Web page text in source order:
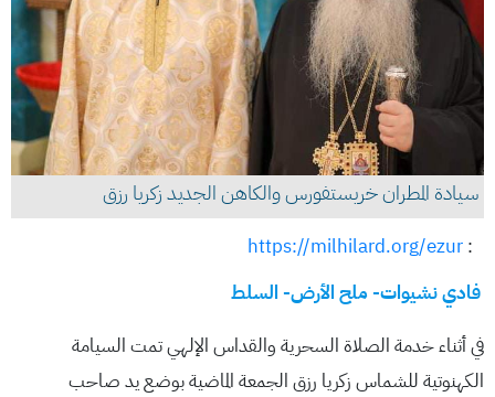
سيادة المطران خريستفورس والكاهن الجديد زكريا رزق
:
https://milhilard.org/ezur
فادي نشيوات- ملح الأرض- السلط
في أثناء خدمة الصلاة السحرية والقداس الإلهي تمت السيامة
الكهنوتية للشماس زكريا رزق الجمعة الماضية بوضع يد صاحب